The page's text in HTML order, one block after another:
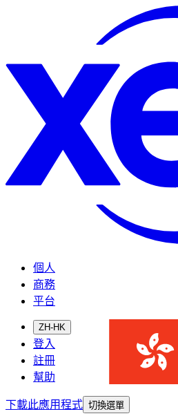
個人
商務
平台
ZH-HK
登入
註冊
幫助
下載此應用程式 切換選單